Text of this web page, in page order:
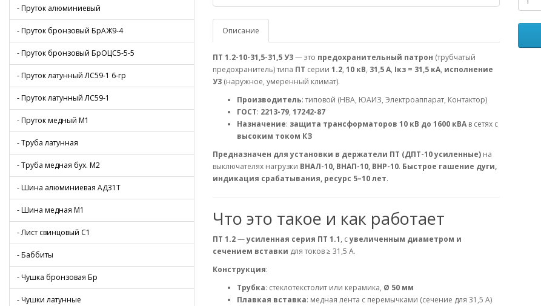
- Пруток алюминиевый
- Пруток бронзовый БрАЖ9-4
- Пруток бронзовый БрОЦС5-5-5
- Пруток латунный ЛС59-1 6-гр
- Пруток латунный ЛС59-1
- Пруток медный М1
- Труба латунная
- Труба медная бух. М2
- Шина алюминиевая АД31Т
- Шина медная М1
- Лист свинцовый С1
- Баббиты
- Чушка бронзовая Бр
- Чушки латунные
Описание
ПТ 1.2-10-31,5-31,5 У3— это предохранительный патрон (трубчатый
предохранитель) типа ПТ серии 1.2, 10 кВ, 31,5 А, Iкз = 31,5 кА, исполнение
У3 (наружное, умеренный климат).
Производитель: типовой (НВА, ЮАИЗ, Электроаппарат, Контактор)
ГОСТ: 2213-79, 17242-87
Назначение: защита трансформаторов 10 кВ до 1600 кВА в сетях с
высоким током КЗ
Предназначен для установки в держатели ПТ (ДПТ-10 усиленные) на
выключателях нагрузки ВНАЛ-10, ВНАП-10, ВНР-10. Быстрое гашение дуги,
индикация срабатывания, ресурс 5–10 лет.
Что это такое и как работает
ПТ 1.2—усиленная серия ПТ 1.1, сувеличенным диаметром и
сечением вставки для токов ≥ 31,5 А.
Конструкция:
Трубка: стеклотекстолит или керамика, Ø 50 мм
Плавкая вставка: медная лента с перемычками (сечение для 31,5 А)